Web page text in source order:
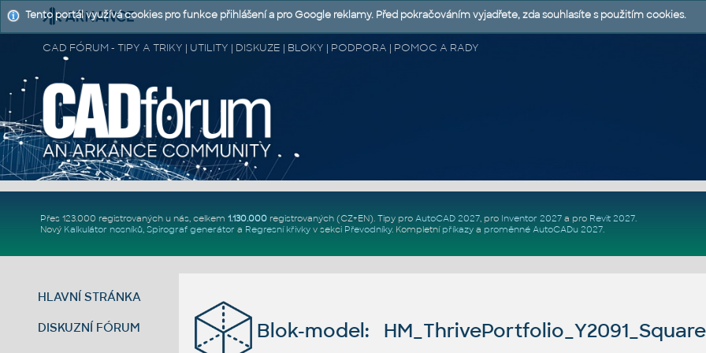
CAD FÓRUM - TIPY A TRIKY | UTILITY | DISKUZE | BLOKY | PODPORA | POMOC A RADY
Přes 123.000 registrovaných u nás, celkem 1.130.000registrovaných (CZ+EN). Tipy pro AutoCAD 2027, pro Inventor 2027a pro Revit 2027.
Nový Kalkulátor nosníků, Spirograf generátor a Regresní křivkyv sekci Převodníky. Kompletní příkazya proměnné AutoCADu 2027.
HLAVNÍ STRÁNKA
DISKUZNÍ FÓRUM Blok-model:
Tento portál využívá cookies pro funkce přihlášení a pro Google reklamy. Před pokračováním vyjadřete, zda souhlasíte s použitím cookies.